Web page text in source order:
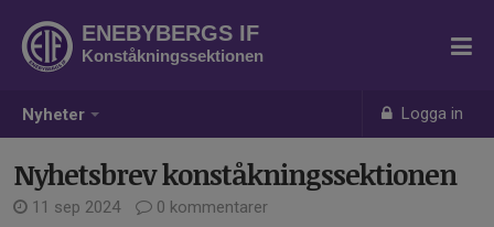
Nyheter Logga in
ENEBYBERGS IF
Konståkningssektionen
Nyhetsbrev konståkningssektionen
11 sep 2024
0 kommentarer